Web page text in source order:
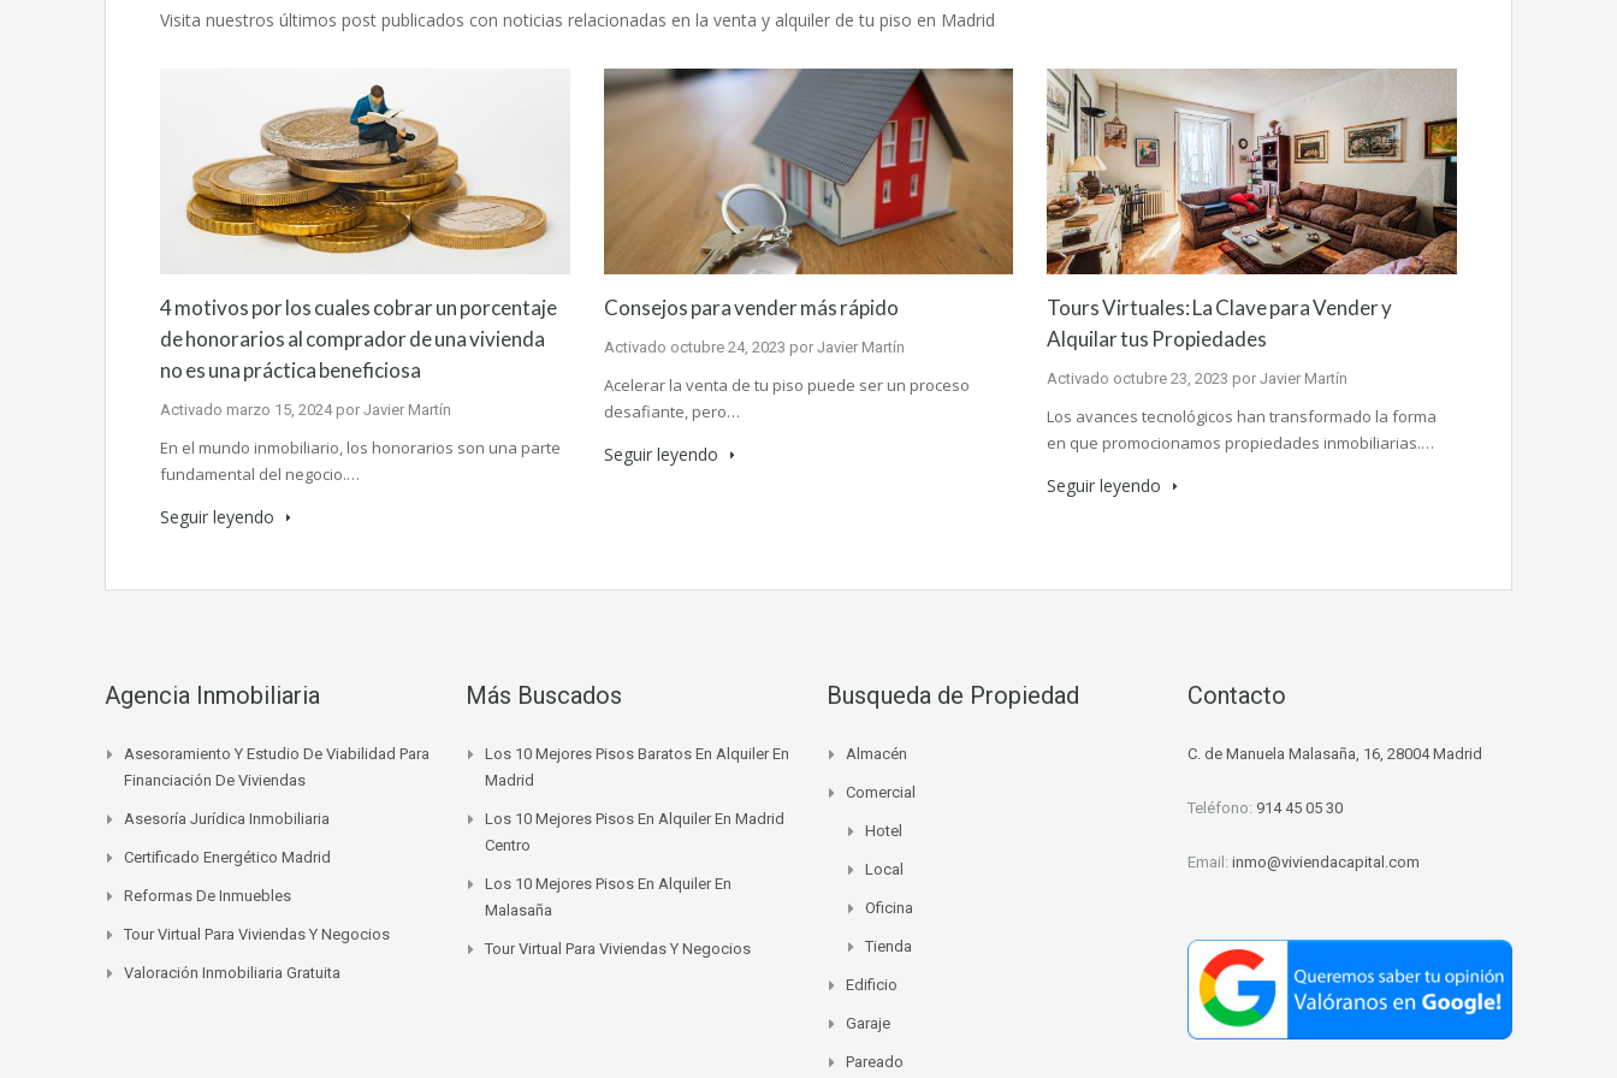
Visita nuestros últimos post publicados con noticias relacionadas en la venta y alquiler de tu piso en Madrid
4 motivos por los cuales cobrar un porcentaje
de honorarios al comprador de una vivienda
no es una práctica beneficiosa
Activado marzo 15, 2024 por Javier Martín
En el mundo inmobiliario, los honorarios son una parte
fundamental del negocio.…
Seguir leyendo
Consejos para vender más rápido
Activado octubre 24, 2023 por Javier Martín
Acelerar la venta de tu piso puede ser un proceso
desafiante, pero…
Seguir leyendo
Tours Virtuales: La Clave para Vender y
Alquilar tus Propiedades
Activado octubre 23, 2023 porJavier Martín
Los avances tecnológicos han transformado la forma
en que promocionamos propiedades inmobiliarias.…
Seguir leyendo
Agencia Inmobiliaria
Asesoramiento Y Estudio De Viabilidad Para
Financiación De Viviendas
Asesoría Jurídica Inmobiliaria
Certificado Energético Madrid
Reformas De Inmuebles
Tour Virtual Para Viviendas Y Negocios
Valoración Inmobiliaria Gratuita
Más Buscados
Los 10 Mejores Pisos Baratos En Alquiler En
Madrid
Los 10 Mejores Pisos En Alquiler En Madrid
Centro
Los 10 Mejores Pisos En Alquiler En
Malasaña
Tour Virtual Para Viviendas Y Negocios
Busqueda de Propiedad
Almacén
Comercial
Hotel
Local
Oficina
Tienda
Edificio
Garaje
Pareado
Contacto
C. de Manuela Malasaña, 16, 28004 Madrid
Teléfono: 914 45 05 30
Email: inmo@viviendacapital.com